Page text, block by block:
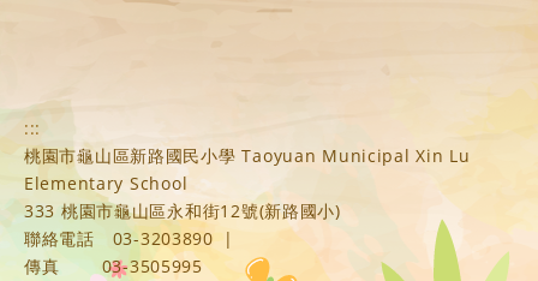
:::
桃園市龜山區新路國民小學 Taoyuan Municipal Xin Lu
Elementary School
333 桃園市龜山區永和街12號(新路國小)
聯絡電話
03-3203890
|
傳真
03-3505995